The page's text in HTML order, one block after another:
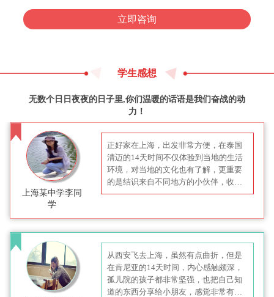
立即咨询
学生感想
无数个日日夜夜的日子里,你们温暖的话语是我们奋战的动
力！
上海某中学李同
学
正好家在上海，出发非常方便，在泰国
清迈的14天时间不仅体验到当地的生活
环境，对当地的文化也有了解，更重要
的是结识来自不同地方的小伙伴，收获
巨大。
从西安飞去上海，虽然有点曲折，但是
在肯尼亚的14天时间，内心感触颇深，
孤儿院的孩子都非常坚强，也把自己知
道的东西分享给小朋友，感觉非常有成